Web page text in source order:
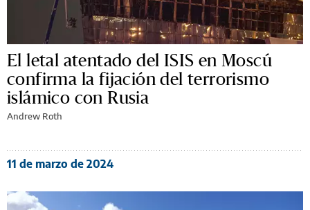
El letal atentado del ISIS en Moscú
confirma la fijación del terrorismo
islámico con Rusia
Andrew Roth
11 de marzo de 2024